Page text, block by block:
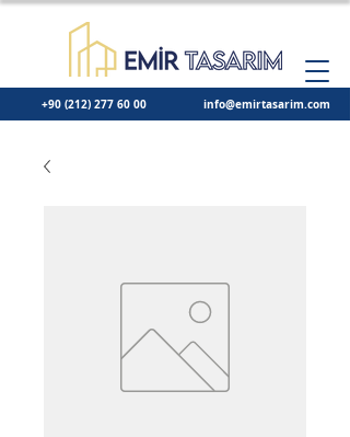
+90 (212) 277 60 00 info@emirtasarim.com